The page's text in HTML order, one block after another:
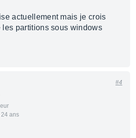
actuellement mais je crois
partitions sous windows
ans
#4